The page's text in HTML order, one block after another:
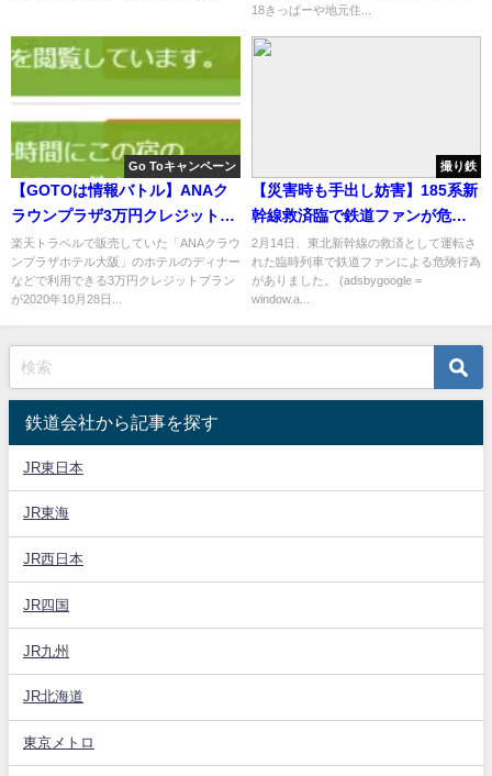
18きっぱーや地元住...
Go Toキャンペーン
【GOTOは情報バトル】ANAク
ラウンプラザ3万円クレジットプ
ランが1日に6000件予約で1月末
まで即日完売に 楽天トラベル
で販売していた
楽天トラベルで販売していた「ANAクラウ
ンプラザホテル大阪」のホテルのディナー
などで利用できる3万円クレジットプラン
が2020年10月28日...
撮り鉄
【災害時も手出し妨害】185系新
幹線救済臨で鉄道ファンが危険
行為 鉄オタ専用列車か
2月14日、東北新幹線の救済として運転さ
れた臨時列車で鉄道ファンによる危険行為
がありました。 (adsbygoogle =
window.a...
鉄道会社から記事を探す
JR東日本
JR東海
JR西日本
JR四国
JR九州
JR北海道
東京メトロ